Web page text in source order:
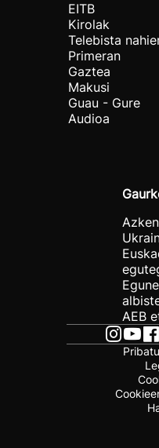
EITB
Kirolak
Telebista
Primeran
Gaztea
Makusi
Guau - Gure
Audioa
AEB